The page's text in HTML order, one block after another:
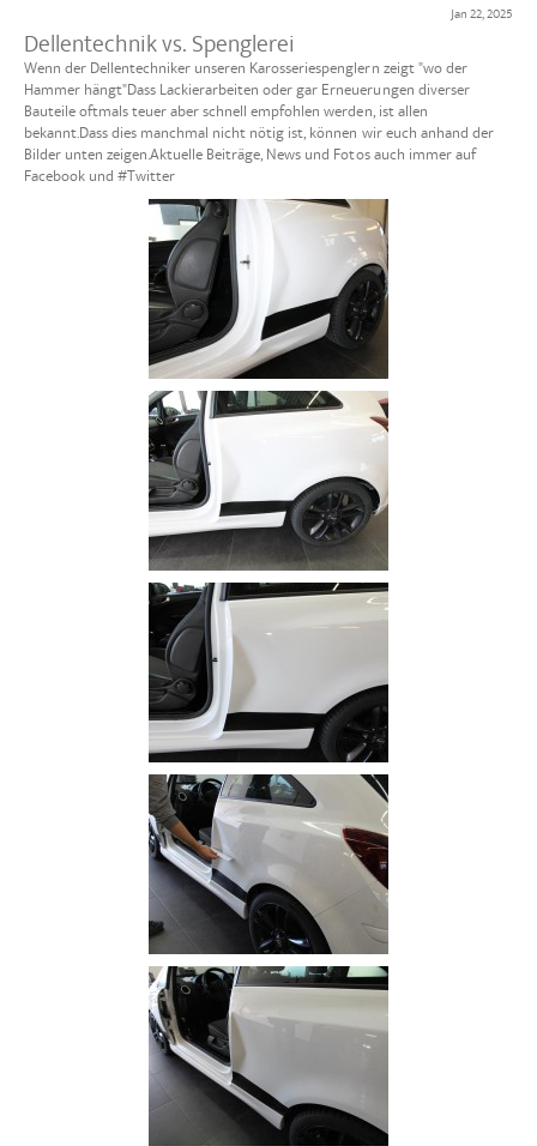
Jan 22, 2025
Dellentechnik vs. Spenglerei
Wenn der Dellentechniker unseren Karosseriespenglern zeigt "wo der
Hammer hängt"Dass Lackierarbeiten oder gar Erneuerungen diverser
Bauteile oftmals teuer aber schnell empfohlen werden, ist allen
bekannt.Dass dies manchmal nicht nötig ist, können wir euch anhand der
Bilder unten zeigen.Aktuelle Beiträge, News und Fotos auch immer auf
Facebook und #Twitter